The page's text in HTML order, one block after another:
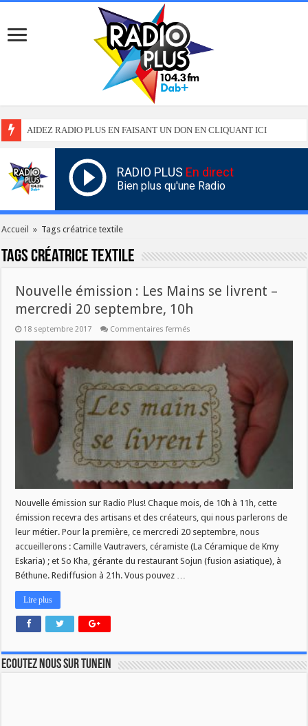
AIDEZ RADIO PLUS EN FAISANT UN DON EN CLIQUANT ICI
RADIO PLUS En direct
Bien plus qu'une Radio
Accueil » Tags créatrice textile
Tagscréatrice textile
Nouvelle émission : Les Mains se livrent –
mercredi 20 septembre, 10h
18 septembre 2017 Commentaires fermés
Mains
se
livrent
mercredi
20
septembre,
10h
Nouvelle émission sur Radio Plus! Chaque mois, de 10h à 11h, cette
émission recevra des artisans et des créateurs, qui nous parlerons de
leur métier. Pour la première, ce mercredi 20 septembre, nous
accueillerons : Camille Vautravers, céramiste (La Céramique de Kmy
Eskaria) ; et So Kha, gérante du restaurant Sojun (fusion asiatique), à
Béthune. Rediffusion à 21h. Vous pouvez …
Lire plus
Ecoutez nous sur TuneIn